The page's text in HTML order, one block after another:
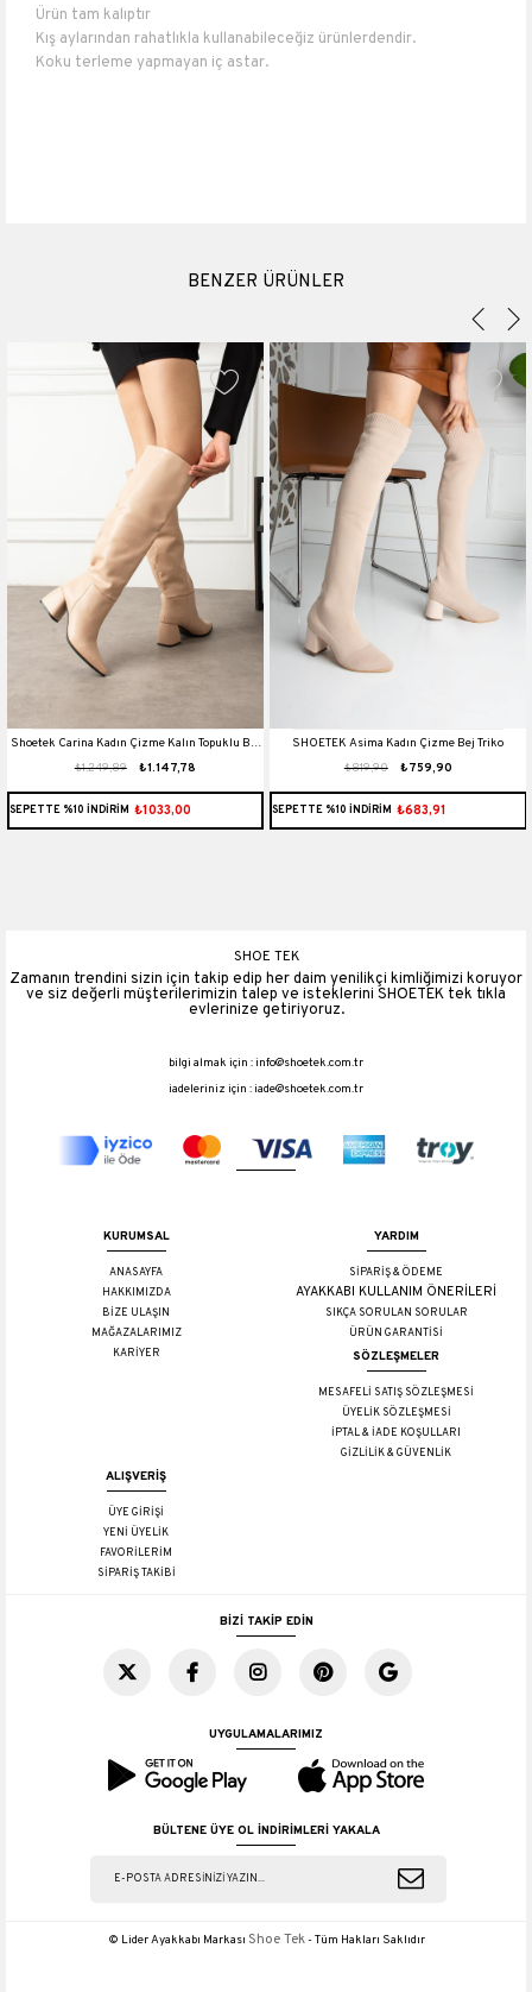
Ürün tam kalıptır
Kış aylarından rahatlıkla kullanabileceğiz ürünlerdendir.
Koku terleme yapmayan iç astar.
BENZER ÜRÜNLER
Shoetek Carina Kadın Çizme Kalın Topuklu Bej
Deri₺1.147,78
₺1.249,89
SEPETTE %10 İNDİRİM ₺1033,00
SHOETEK Asima Kadın Çizme Bej Triko
₺759,90
₺819,90
SEPETTE %10 İNDİRİM ₺683,91
SHOE TEK
Zamanın trendini sizin için takip edip her daim yenilikçi kimliğimizi koruyor
ve siz değerli müşterilerimizin talep ve isteklerini SHOETEK tek tıkla
evlerinize getiriyoruz.
bilgi almak için :info@shoetek.com.tr
iadeleriniz için :iade@shoetek.com.tr
KURUMSAL
ANASAYFA
HAKKIMIZDA
BİZE ULAŞIN
MAĞAZALARIMIZ
KARİYER
YARDIM
SİPARİŞ & ÖDEME
AYAKKABI KULLANIM ÖNERİLERİ
SIKÇA SORULAN SORULAR
ÜRÜN GARANTİSİ
SÖZLEŞMELER
MESAFELİ SATIŞ SÖZLEŞMESİ
ÜYELİK SÖZLEŞMESİ
İPTAL & İADE KOŞULLARI
GİZLİLİK & GÜVENLİK
ALIŞVERİŞ
ÜYE GİRİŞİ
YENİ ÜYELİK
FAVORİLERİM
SİPARİŞ TAKİBİ
BİZİ TAKİP EDİN
UYGULAMALARIMIZ
BÜLTENE ÜYE OL İNDİRİMLERİ YAKALA
© Lider Ayakkabı Markası Shoe Tek- Tüm Hakları Saklıdır